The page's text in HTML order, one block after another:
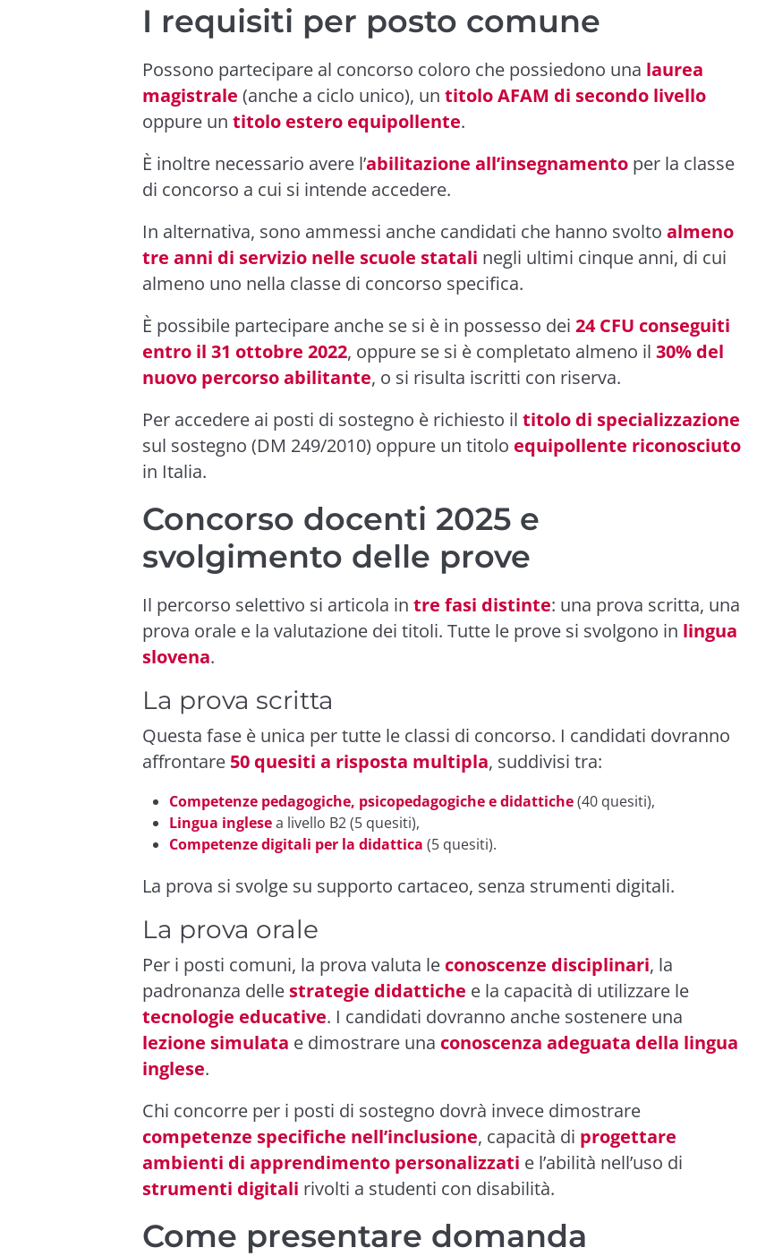
I requisiti per posto comune
Possono partecipare al concorso coloro che possiedono una laurea
magistrale (anche a ciclo unico), un titolo AFAM di secondo livello
oppure un titolo estero equipollente.
È inoltre necessario avere l’abilitazione all’insegnamento per la classe
di concorso a cui si intende accedere.
In alternativa, sono ammessi anche candidati che hanno svolto almeno
tre anni di servizio nelle scuole statali negli ultimi cinque anni, di cui
almeno uno nella classe di concorso specifica.
È possibile partecipare anche se si è in possesso dei 24 CFU conseguiti
entro il 31 ottobre 2022, oppure se si è completato almeno il 30% del
nuovo percorso abilitante, o si risulta iscritti con riserva.
Per accedere ai posti di sostegno è richiesto il titolo di specializzazione
sul sostegno (DM 249/2010) oppure un titolo equipollente riconosciuto
in Italia.
Concorso docenti 2025 e
svolgimento delle prove
Il percorso selettivo si articola in tre fasi distinte: una prova scritta, una
prova orale e la valutazione dei titoli. Tutte le prove si svolgono in lingua
slovena.
La prova scritta
Questa fase è unica per tutte le classi di concorso. I candidati dovranno
affrontare 50 quesiti a risposta multipla, suddivisi tra:
Competenze pedagogiche, psicopedagogiche e didattiche(40 quesiti),
Lingua inglesea livello B2 (5 quesiti),
Competenze digitali per la didattica (5 quesiti).
La prova si svolge su supporto cartaceo, senza strumenti digitali.
La prova orale
Per i posti comuni, la prova valuta le conoscenze disciplinari, la
padronanza delle strategie didattiche e la capacità di utilizzare le
tecnologie educative. I candidati dovranno anche sostenere una
lezione simulata e dimostrare una conoscenza adeguata della lingua
inglese.
Chi concorre per i posti di sostegno dovrà invece dimostrare
competenze specifiche nell’inclusione, capacità di progettare
ambienti di apprendimento personalizzati e l’abilità nell’uso di
strumenti digitali rivolti a studenti con disabilità.
Come presentare domanda